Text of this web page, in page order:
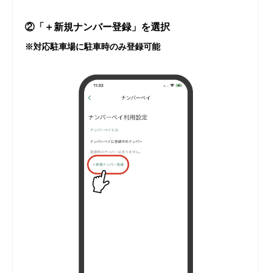
②「＋新規ナンバー登録」を選択
※対応駐車場に駐車時のみ登録可能